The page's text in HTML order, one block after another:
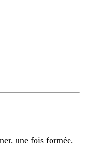
une fois formée,